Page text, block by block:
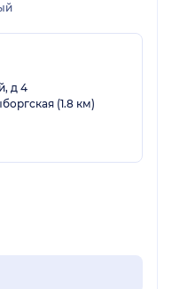
д 4
(1.8 км)